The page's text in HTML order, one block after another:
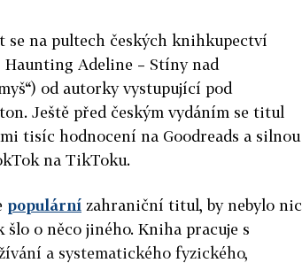
se na pultech českých knihkupectví
Haunting Adeline – Stíny nad
od autorky vystupující pod
Ještě před českým vydáním se titul
tisíc hodnocení na Goodreads a silnou
na TikToku.
populární zahraniční titul, by nebylo nic
o něco jiného. Kniha pracuje s
a systematického fyzického,